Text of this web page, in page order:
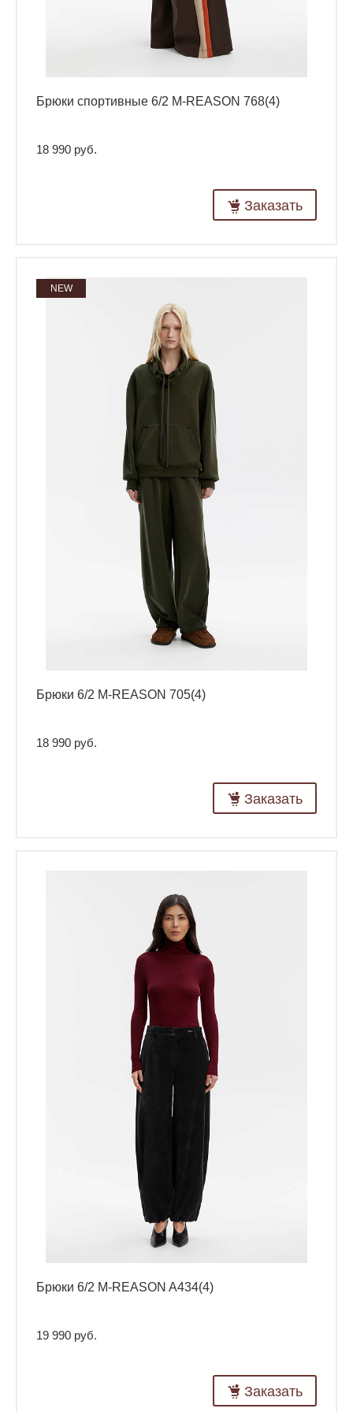
Брюки спортивные 6/2 M-REASON 768(4)
18 990 руб.
Заказать
NEW
Брюки 6/2 M-REASON 705(4)
18 990 руб.
Заказать
Брюки 6/2 M-REASON A434(4)
19 990 руб.
Заказать